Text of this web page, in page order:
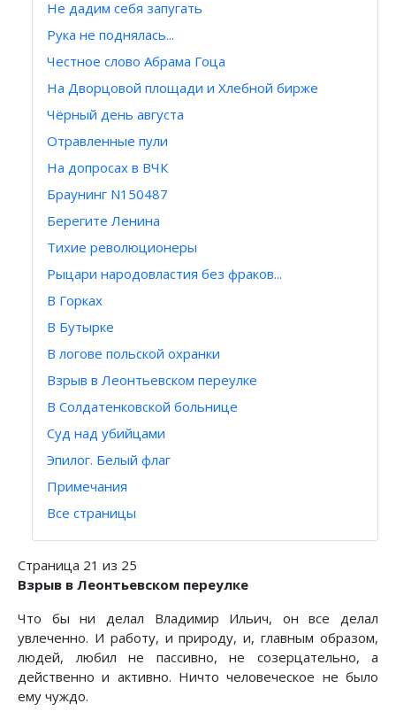
Не дадим себя запугать
Рука не поднялась...
Честное слово Абрама Гоца
На Дворцовой площади и Хлебной бирже
Чёрный день августа
Отравленные пули
На допросах в ВЧК
Браунинг N150487
Берегите Ленина
Тихие революционеры
Рыцари народовластия без фраков...
В Горках
В Бутырке
В логове польской охранки
Взрыв в Леонтьевском переулке
В Солдатенковской больнице
Суд над убийцами
Эпилог. Белый флаг
Примечания
Все страницы
Страница 21 из 25
Взрыв в Леонтьевском переулке
Что бы ни делал Владимир Ильич, он все делал
увлеченно. И работу, и природу, и, главным образом,
людей, любил не пассивно, не созерцательно, а
действенно и активно. Ничто человеческое не было
ему чуждо.